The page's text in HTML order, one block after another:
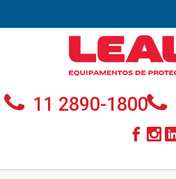
11 2890-1800